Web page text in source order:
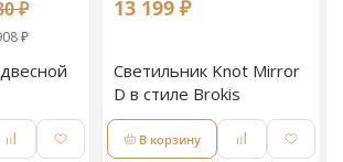
₽
₽
13 199 ₽
Светильник Knot Mirror
D в стиле Brokis
В корзину